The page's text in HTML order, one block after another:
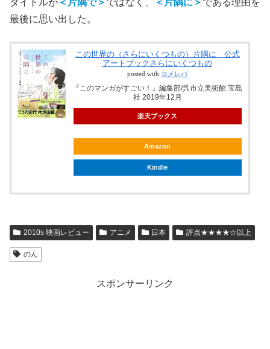
タイトルが ＜片隅で＞ ではなく、 ＜片隅に＞ である理由を
最後に思い出した。
この世界の（さらにいくつもの）片隅に 公式
アートブックさらにいくつもの
posted with ヨメレバ
『このマンガがすごい！』編集部/呉市立美術館 宝島
社 2019年12月
楽天ブックス
Amazon
Kindle
2010s 映画レビュー アニメ 日本 評点★★★★☆以上
のん
スポンサーリンク